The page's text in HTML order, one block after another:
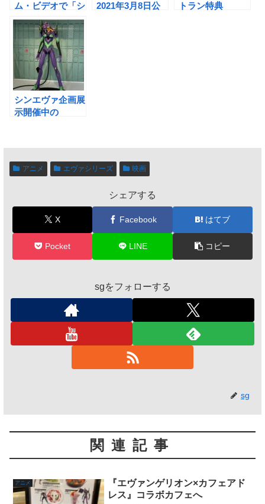
ム・ビデオで「シ
ン・エヴァンゲリ
オン劇場版」を無
料で観る方法(登
録から解約まで)
2021年3月8日公
トラン特典
シンエヴァ企画展
示開催中の
TOKYO」へ(パン
フレットでお得
に)行ってきた！
アニメ エヴァシリーズ 映画
シェアする
X Facebook はてブ
Pocket LINE コピー
sgをフォローする
sg
関連記事
アニメ
『エヴァンゲリオン×カフェアド
レス』コラボカフェへ